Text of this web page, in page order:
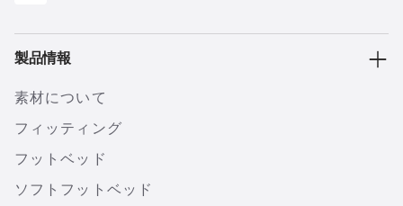
製品情報
素材について
フィッティング
フットベッド
ソフトフットベッド